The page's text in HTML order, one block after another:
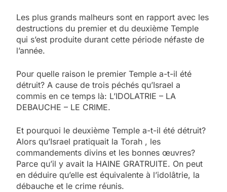
Les plus grands malheurs sont en rapport avec les
destructions du premier et du deuxième Temple
qui s’est produite durant cette période néfaste de
l’année.
Pour quelle raison le premier Temple a-t-il été
détruit? A cause de trois péchés qu’Israel a
commis en ce temps là: L’IDOLATRIE – LA
DEBAUCHE – LE CRIME.
Et pourquoi le deuxième Temple a-t-il été détruit?
Alors qu’Israel pratiquait la Torah , les
commandements divins et les bonnes œuvres?
Parce qu’il y avait la HAINE GRATRUITE. On peut
en déduire qu’elle est équivalente à l’idolâtrie, la
débauche et le crime réunis.